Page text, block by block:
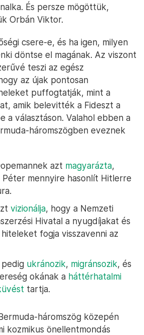
És persze mögöttük,
Orbán Viktor.
csere-e, és ha igen, milyen
döntse el magának. Az viszont
teszi az egész
az újak pontosan
puffogtatják, mint a
amik belevitték a Fideszt a
a választáson. Valahol ebben a
háromszögben eveznek
azt magyarázta,
mennyire hasonlít Hitlerre
vizionálja, hogy a Nemzeti
Hivatal a nyugdíjakat és
fogja visszavenni az
ukránozik, migránsozik, és
okának a háttérhatalmi
tartja.
háromszög közepén
kozmikus önellentmondás